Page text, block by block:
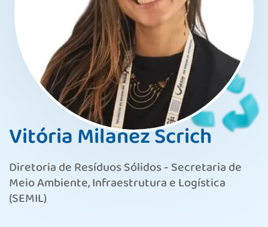
Vitória Milanez Scrich
Diretoria de Resíduos Sólidos - Secretaria de
Meio Ambiente, Infraestrutura e Logística
(SEMIL)